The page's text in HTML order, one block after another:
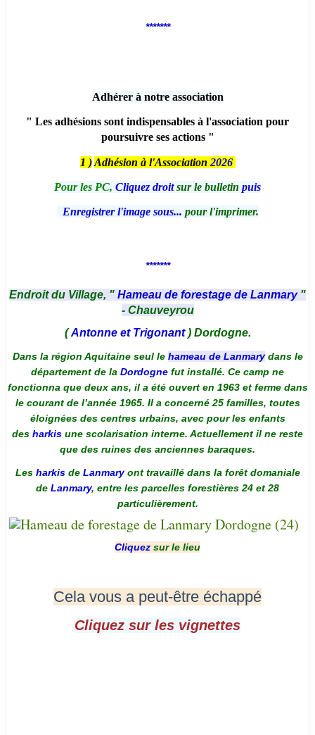
*******
Adhérer à notre association
" Les adhésions sont indispensables à l'association pour
poursuivre ses actions "
1 ) Adhésion à l'Association 2026
Pour les PC, Cliquez droitsur le bulletin puis
Enregistrer l'image sous... pour l'imprimer.
*******
Endroit du Village, " Hameau de forestage de Lanmary "
- Chauveyrou
(Antonne et Trigonant) Dordogne.
Dans la région Aquitaine seul le hameau de Lanmarydans le
département de la Dordogne fut installé. Ce camp ne
fonctionna que deux ans, il a été ouvert en 1963 et ferme dans
le courant de l’année 1965. Il a concerné 25 familles, toutes
éloignées des centres urbains, avec pour les enfants
des harkis une scolarisation interne. Actuellement il ne reste
que des ruines des anciennes baraques.
Les harkis de Lanmaryont travaillé dans la forêt domaniale
de Lanmary, entre les parcelles forestières 24 et 28
particulièrement.
Cliquez sur le lieu
Cela vous a peut-être échappé
Cliquez sur les vignettes